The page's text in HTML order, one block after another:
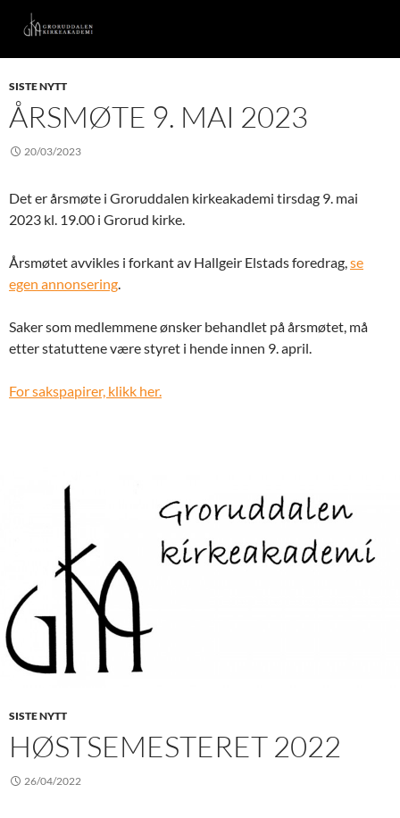
SISTE NYTT
ÅRSMØTE 9. MAI 2023
20/03/2023
Det er årsmøte i Groruddalen kirkeakademi tirsdag 9. mai
2023 kl. 19.00 i Grorud kirke.
Årsmøtet avvikles i forkant av Hallgeir Elstads foredrag,se
egen annonsering.
Saker som medlemmene ønsker behandlet på årsmøtet, må
etter statuttene være styret i hende innen 9. april.
For sakspapirer, klikk her.
SISTE NYTT
HØSTSEMESTERET 2022
26/04/2022